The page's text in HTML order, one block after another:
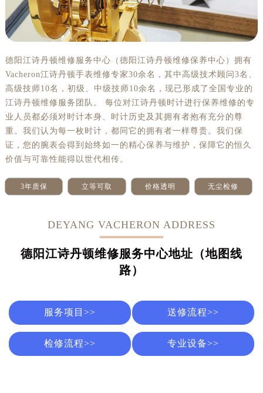
德阳江诗丹顿维修服务中心（德阳江诗丹顿维修保养中心）拥有
Vacheron江诗丹顿手表维修专家30余名，其中高级技术顾问3名、
高级技师10名，初级、中级技师10余名，现已形成了全国专业的
江诗丹顿维修服务团队。 每位对江诗丹顿时计进行保养维修的专
业人员都必须对时计本身、时计历史及其拥有者抱有充分的尊
重。我们认为每一枚时计，都同它的拥有者一样尊贵。我们保
证，您的腕表会得到始终如一的精心保养与维护，保障它的恒久
价值与可靠性能得以世代相传。
3年质保 立等可取 价格透明 无尘检修
DEYANG VACHERON ADDRESS
德阳江诗丹顿维修服务中心地址（地图线
路）
服务项目>> 送修流程>>
检修流程>> 专业设备>>